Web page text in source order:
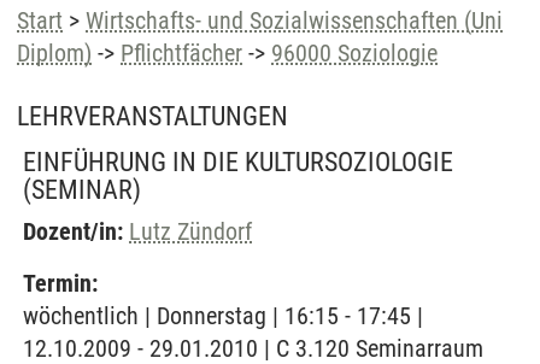
Start > Wirtschafts- und Sozialwissenschaften (Uni
Diplom) -> Pflichtfächer -> 96000 Soziologie
LEHRVERANSTALTUNGEN
EINFÜHRUNG IN DIE KULTURSOZIOLOGIE
(SEMINAR)
Dozent/in: Lutz Zündorf
Termin:
wöchentlich | Donnerstag | 16:15 - 17:45 |
12.10.2009 - 29.01.2010 | C 3.120 Seminarraum